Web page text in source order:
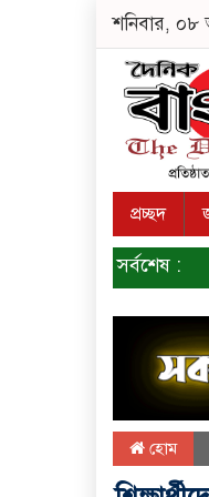
শনিবার, ০৮
প্রচ্ছদ
সর্বশেষ :
হোম